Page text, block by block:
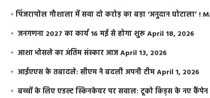
​पिंजरापोल गौशाला में सवा दो करोड़ का बड़ा ‘अनुदान घोटाला’ !
जनगणना 2027 का कार्य 16 मई से होगा शुरूApril 18, 2026
आशा भोसले का अंतिम संस्कार आजApril 13, 2026
आईएएस के तबादले: सीएम ने बदली अपनी टीमApril 1, 2026
बच्चों के लिए एडल्ट स्किनकेयर पर सवाल: टूको किड्स के नए